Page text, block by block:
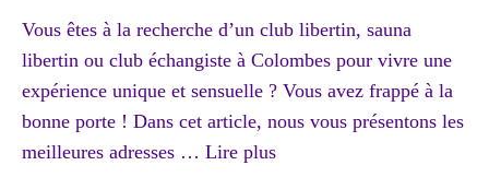
Vous êtes à la recherche d’un club libertin, sauna
libertin ou club échangiste à Colombes pour vivre une
expérience unique et sensuelle ? Vous avez frappé à la
bonne porte ! Dans cet article, nous vous présentons les
meilleures adresses … Lire plus